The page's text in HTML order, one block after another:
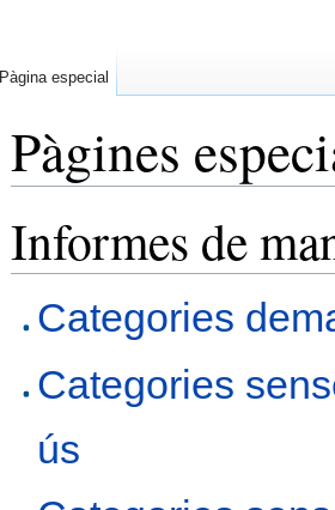
Pàgines
Informes de
Categories
Categories
ús
Pàgina especial